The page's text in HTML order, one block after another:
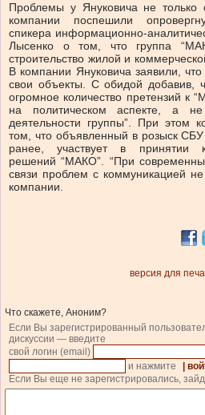
Проблемы у Януковича не только
компании поспешили
спикера информационно-
Лысенко о том, что груп­па
строительство жилой и
В компании Януковича заявили,
свои объекты. С обидой добавив,
огромное количество претензий к
на политическом аспекте, а
деятельности группы”. При этом
том, что объявленный в розыск
ранее, участвует в принятии
решений “МАКО”. “При
связи проблем с коммуникацией
компании.
версия для
Что скажете, Аноним?
Если Вы зарегистрированный
дискуссии — введите
свой логин (email)
и нажмите
|
Если Вы еще не зарегистрировались,